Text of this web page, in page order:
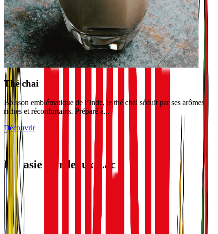
Thé chai
Boisson emblématique de l’Inde, le thé chai séduit par ses arômes
riches et réconfortants. Préparé à...
Découvrir
Eurasie Bordeaux Lac